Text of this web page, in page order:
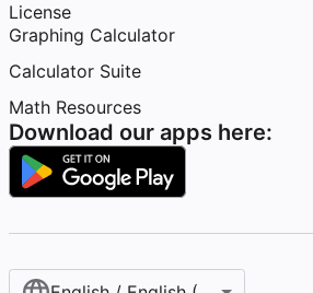
License
Graphing Calculator
Calculator Suite
Math Resources
Download our apps here: